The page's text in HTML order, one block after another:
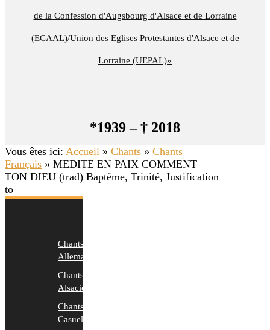
de la Confession d'Augsbourg d'Alsace et de Lorraine
(ECAAL)/Union des Eglises Protestantes d'Alsace et de
Lorraine (UEPAL)»
*1939 – † 2018
Vous êtes ici: Accueil » Chants » Chants
Français » MEDITE EN PAIX COMMENT
TON DIEU (trad) Baptême, Trinité, Justification
to
Chants
Allemands
Chants
Alsaciens
Chants
Casuels